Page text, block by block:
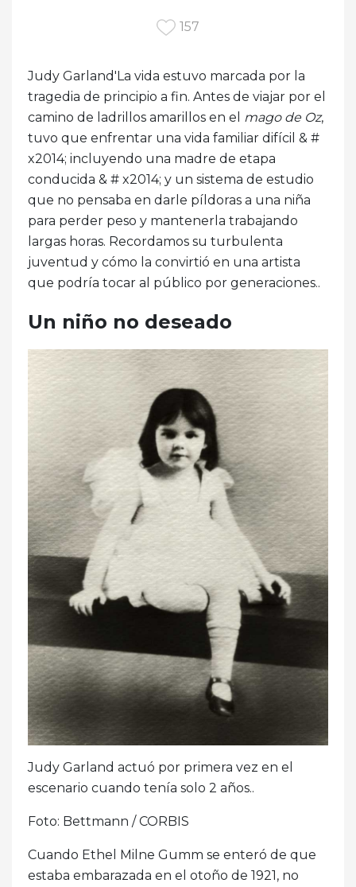
157
Judy Garland'La vida estuvo marcada por la
tragedia de principio a fin. Antes de viajar por el
camino de ladrillos amarillos en el mago de Oz,
tuvo que enfrentar una vida familiar difícil & #
x2014; incluyendo una madre de etapa
conducida & # x2014; y un sistema de estudio
que no pensaba en darle píldoras a una niña
para perder peso y mantenerla trabajando
largas horas. Recordamos su turbulenta
juventud y cómo la convirtió en una artista
que podría tocar al público por generaciones..
Un niño no deseado
Judy Garland actuó por primera vez en el
escenario cuando tenía solo 2 años..
Foto: Bettmann / CORBIS
Cuando Ethel Milne Gumm se enteró de que
estaba embarazada en el otoño de 1921, no